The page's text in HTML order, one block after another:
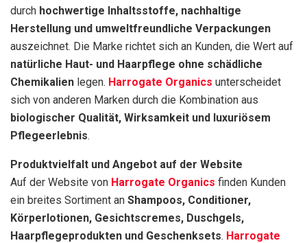
durch hochwertige Inhaltsstoffe, nachhaltige
Herstellung und umweltfreundliche Verpackungen
auszeichnet. Die Marke richtet sich an Kunden, die Wert auf
natürliche Haut- und Haarpflege ohne schädliche
Chemikalien legen. Harrogate Organics unterscheidet
sich von anderen Marken durch die Kombination aus
biologischer Qualität, Wirksamkeit und luxuriösem
Pflegeerlebnis.
Produktvielfalt und Angebot auf der Website
Auf der Website von Harrogate Organics finden Kunden
ein breites Sortiment an Shampoos, Conditioner,
Körperlotionen, Gesichtscremes, Duschgels,
Haarpflegeprodukten und Geschenksets. Harrogate